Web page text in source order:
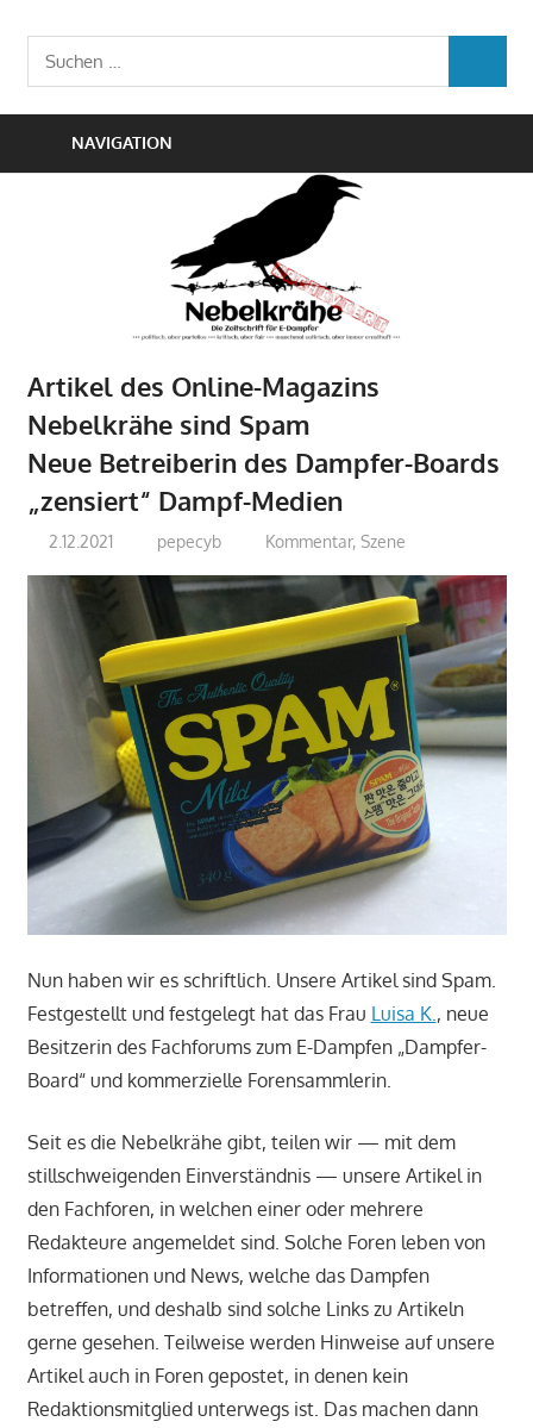
Inhalt
springen
Die
Zeitschrift
Suchen
nach:
NAVIGATION
Artikel des Online-Magazins
Nebelkrähe sind Spam
Neue Betreiberin des Dampfer-Boards
„zensiert“ Dampf-Medien
2.12.2021 pepecyb Kommentar,Szene
Nun haben wir es schriftlich. Unsere Artikel sind Spam.
Festgestellt und festgelegt hat das Frau Luisa K. , neue
Besitzerin des Fachforums zum E-Dampfen „Dampfer-
Board“ und kommerzielle Forensammlerin.
Seit es die Nebelkrähe gibt, teilen wir — mit dem
stillschweigenden Einverständnis — unsere Artikel in
den Fachforen, in welchen einer oder mehrere
Redakteure angemeldet sind. Solche Foren leben von
Informationen und News, welche das Dampfen
betreffen, und deshalb sind solche Links zu Artikeln
gerne gesehen. Teilweise werden Hinweise auf unsere
Artikel auch in Foren gepostet, in denen kein
Redaktionsmitglied unterwegs ist. Das machen dann